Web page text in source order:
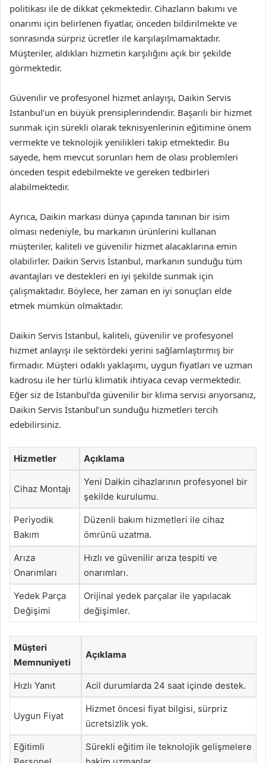
politikası ile de dikkat çekmektedir. Cihazların bakımı ve
onarımı için belirlenen fiyatlar, önceden bildirilmekte ve
sonrasında sürpriz ücretler ile karşılaşılmamaktadır.
Müşteriler, aldıkları hizmetin karşılığını açık bir şekilde
görmektedir.
Güvenilir ve profesyonel hizmet anlayışı, Daikin Servis
İstanbul’un en büyük prensiplerindendir. Başarılı bir hizmet
sunmak için sürekli olarak teknisyenlerinin eğitimine önem
vermekte ve teknolojik yenilikleri takip etmektedir. Bu
sayede, hem mevcut sorunları hem de olası problemleri
önceden tespit edebilmekte ve gereken tedbirleri
alabilmektedir.
Ayrıca, Daikin markası dünya çapında tanınan bir isim
olması nedeniyle, bu markanın ürünlerini kullanan
müşteriler, kaliteli ve güvenilir hizmet alacaklarına emin
olabilirler. Daikin Servis İstanbul, markanın sunduğu tüm
avantajları ve destekleri en iyi şekilde sunmak için
çalışmaktadır. Böylece, her zaman en iyi sonuçları elde
etmek mümkün olmaktadır.
Daikin Servis İstanbul, kaliteli, güvenilir ve profesyonel
hizmet anlayışı ile sektördeki yerini sağlamlaştırmış bir
firmadır. Müşteri odaklı yaklaşımı, uygun fiyatları ve uzman
kadrosu ile her türlü klimatik ihtiyaca cevap vermektedir.
Eğer siz de İstanbul’da güvenilir bir klima servisi arıyorsanız,
Daikin Servis İstanbul’un sunduğu hizmetleri tercih
edebilirsiniz.
Hizmetler Açıklama
Cihaz Montajı
Yeni Daikin cihazlarının profesyonel bir
şekilde kurulumu.
Periyodik
Bakım
Düzenli bakım hizmetleri ile cihaz
ömrünü uzatma.
Arıza
Onarımları
Hızlı ve güvenilir arıza tespiti ve
onarımları.
Yedek Parça
Değişimi
Orijinal yedek parçalar ile yapılacak
değişimler.
Müşteri
Memnuniyeti
Açıklama
Hızlı Yanıt Acil durumlarda 24 saat içinde destek.
Uygun Fiyat
Hizmet öncesi fiyat bilgisi, sürpriz
ücretsizlik yok.
Eğitimli
Sürekli eğitim ile teknolojik gelişmelere